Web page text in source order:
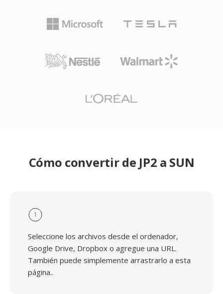
Cómo convertir de JP2 a SUN
1
Seleccione los archivos desde el ordenador,
Google Drive, Dropbox o agregue una URL.
También puede simplemente arrastrarlo a esta
página..